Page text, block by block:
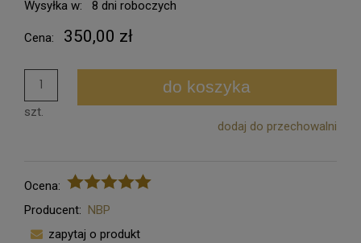
Wysyłka w:
8 dni roboczych
Cena: 350,00 zł
szt.
do koszyka
dodaj do przechowalni
Ocena:
Producent:
NBP
zapytaj o produkt